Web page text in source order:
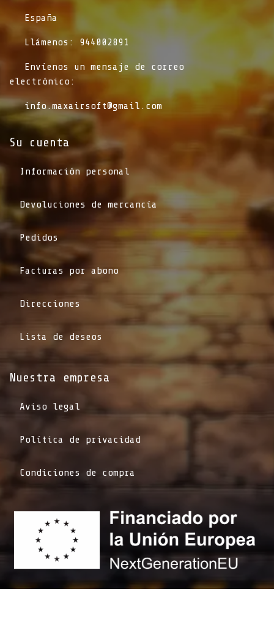
​España
​Llámenos: 944002891
​Envíenos un mensaje de correo
electrónico:
info.maxairsoft@gmail.com
Su cuenta
Información personal
Devoluciones de mercancía
Pedidos
Facturas por abono
Direcciones
Lista de deseos
Nuestra empresa
Aviso legal
Política de privacidad
Condiciones de compra